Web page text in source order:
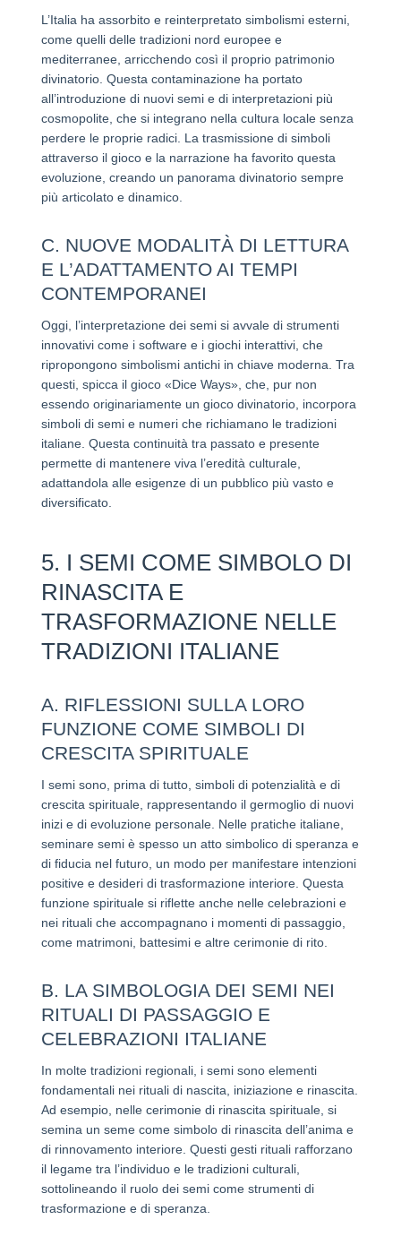
L’Italia ha assorbito e reinterpretato simbolismi esterni,
come quelli delle tradizioni nord europee e
mediterranee, arricchendo così il proprio patrimonio
divinatorio. Questa contaminazione ha portato
all’introduzione di nuovi semi e di interpretazioni più
cosmopolite, che si integrano nella cultura locale senza
perdere le proprie radici. La trasmissione di simboli
attraverso il gioco e la narrazione ha favorito questa
evoluzione, creando un panorama divinatorio sempre
più articolato e dinamico.
C. NUOVE MODALITÀ DI LETTURA
E L’ADATTAMENTO AI TEMPI
CONTEMPORANEI
Oggi, l’interpretazione dei semi si avvale di strumenti
innovativi come i software e i giochi interattivi, che
ripropongono simbolismi antichi in chiave moderna. Tra
questi, spicca il gioco «Dice Ways», che, pur non
essendo originariamente un gioco divinatorio, incorpora
simboli di semi e numeri che richiamano le tradizioni
italiane. Questa continuità tra passato e presente
permette di mantenere viva l’eredità culturale,
adattandola alle esigenze di un pubblico più vasto e
diversificato.
5. I SEMI COME SIMBOLO DI
RINASCITA E
TRASFORMAZIONE NELLE
TRADIZIONI ITALIANE
A. RIFLESSIONI SULLA LORO
FUNZIONE COME SIMBOLI DI
CRESCITA SPIRITUALE
I semi sono, prima di tutto, simboli di potenzialità e di
crescita spirituale, rappresentando il germoglio di nuovi
inizi e di evoluzione personale. Nelle pratiche italiane,
seminare semi è spesso un atto simbolico di speranza e
di fiducia nel futuro, un modo per manifestare intenzioni
positive e desideri di trasformazione interiore. Questa
funzione spirituale si riflette anche nelle celebrazioni e
nei rituali che accompagnano i momenti di passaggio,
come matrimoni, battesimi e altre cerimonie di rito.
B. LA SIMBOLOGIA DEI SEMI NEI
RITUALI DI PASSAGGIO E
CELEBRAZIONI ITALIANE
In molte tradizioni regionali, i semi sono elementi
fondamentali nei rituali di nascita, iniziazione e rinascita.
Ad esempio, nelle cerimonie di rinascita spirituale, si
semina un seme come simbolo di rinascita dell’anima e
di rinnovamento interiore. Questi gesti rituali rafforzano
il legame tra l’individuo e le tradizioni culturali,
sottolineando il ruolo dei semi come strumenti di
trasformazione e di speranza.